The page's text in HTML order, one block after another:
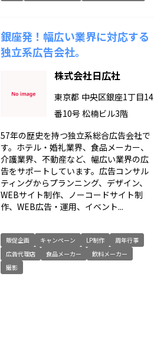
銀座発！幅広い業界に対応する
独立系広告会社。
株式会社日広社
東京都 中央区銀座1丁目14
番10号 松楠ビル3階
57年の歴史を持つ独立系総合広告会社で
す。ホテル・婚礼業界、食品メーカー、
介護業界、不動産など、幅広い業界の広
告をサポートしています。広告コンサル
ティングからプランニング、デザイン、
WEBサイト制作、ノーコードサイト制
作、WEB広告・運用、イベント...
販促企画 キャンペーン LP制作
周年行事
広告代理店
食品メーカー
飲料メーカー
撮影